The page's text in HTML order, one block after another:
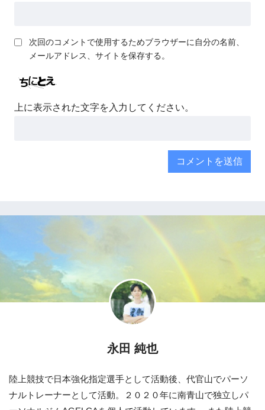
次回のコメントで使用するためブラウザーに自分の名前、
メールアドレス、サイトを保存する。
上に表示された文字を入力してください。
永田 純也
陸上競技で日本強化指定選手として活動後、代官山でパーソ
ナルトレーナーとして活動。２０２０年に南青山で独立しパ